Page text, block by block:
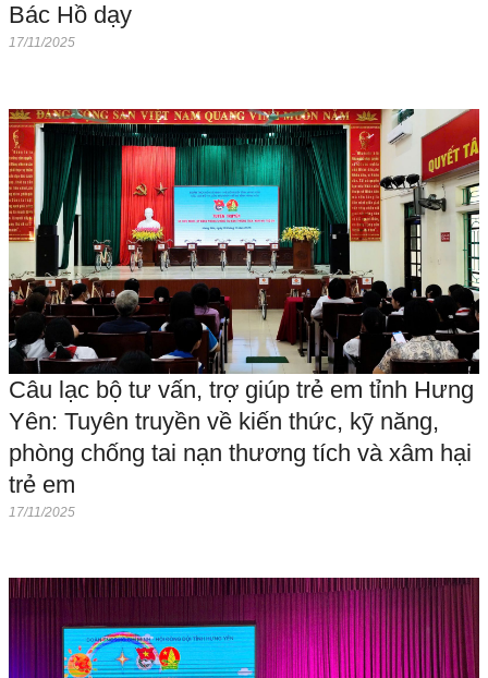
Bác Hồ dạy
17/11/2025
Câu lạc bộ tư vấn, trợ giúp trẻ em tỉnh Hưng
Yên: Tuyên truyền về kiến thức, kỹ năng,
phòng chống tai nạn thương tích và xâm hại
trẻ em
17/11/2025